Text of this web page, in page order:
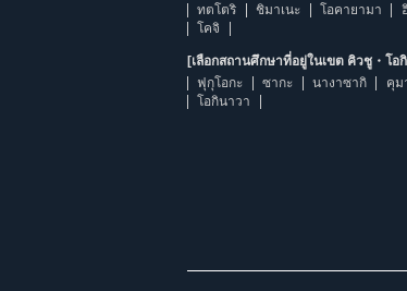
ทตโตริ
ชิมาเนะ โอคายามา
โคจิ
[เลือกสถานศึกษาที่อยู่ในเขต คิวชู・โอ
ฟุกุโอกะ
ซากะ นางาซากิ คุม
โอกินาวา